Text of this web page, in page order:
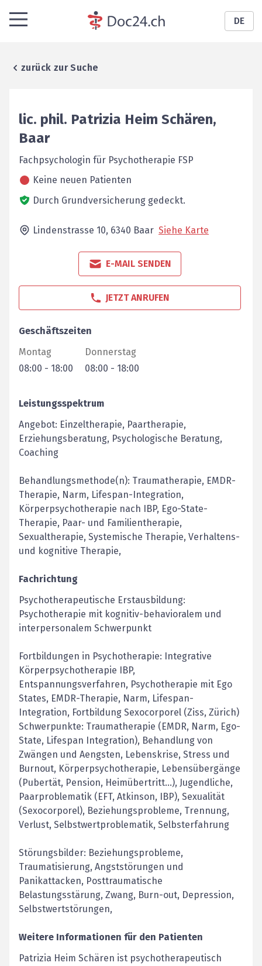
DE
zurück zur Suche
lic. phil. Patrizia Heim Schären,
Baar
Fachpsychologin für Psychotherapie FSP
Keine neuen Patienten
Durch Grundversicherung gedeckt.
Lindenstrasse 10, 6340 Baar Siehe Karte
E-MAIL SENDEN
JETZT ANRUFEN
Geschäftszeiten
Montag
08:00 - 18:00
Donnerstag
08:00 - 18:00
Leistungsspektrum
Angebot: Einzeltherapie, Paartherapie,
Erziehungsberatung, Psychologische Beratung,
Coaching
Behandlungsmethode(n): Traumatherapie, EMDR-
Therapie, Narm, Lifespan-Integration,
Körperpsychotherapie nach IBP, Ego-State-
Therapie, Paar- und Familientherapie,
Sexualtherapie, Systemische Therapie, Verhaltens-
und kognitive Therapie,
Fachrichtung
Psychotherapeutische Erstausbildung:
Psychotherapie mit kognitiv-behavioralem und
interpersonalem Schwerpunkt
Fortbildungen in Psychotherapie: Integrative
Körperpsychotherapie IBP,
Entspannungsverfahren, Psychotherapie mit Ego
States, EMDR-Therapie, Narm, Lifespan-
Integration, Fortbildung Sexocorporel (Ziss, Zürich)
Schwerpunkte: Traumatherapie (EMDR, Narm, Ego-
State, Lifespan Integration), Behandlung von
Zwängen und Aengsten, Lebenskrise, Stress und
Burnout, Körperpsychotherapie, Lebensübergänge
(Pubertät, Pension, Heimübertritt...), Jugendliche,
Paarproblematik (EFT, Atkinson, IBP), Sexualität
(Sexocorporel), Beziehungsprobleme, Trennung,
Verlust, Selbstwertproblematik, Selbsterfahrung
Störungsbilder: Beziehungsprobleme,
Traumatisierung, Angststörungen und
Panikattacken, Posttraumatische
Belastungsstärung, Zwang, Burn-out, Depression,
Selbstwertstörungen,
Weitere Informationen für den Patienten
Patrizia Heim Schären ist psychotherapeutisch